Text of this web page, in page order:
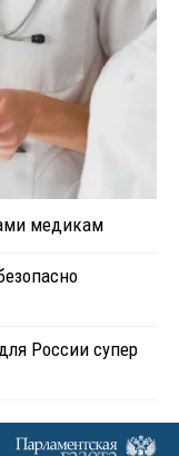
медикам
России супер